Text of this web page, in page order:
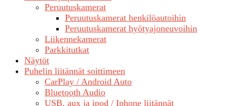
Peruutuskamerat
Peruutuskamerat henkilöautoihin
Peruutuskamerat hyötyajoneuvoihin
Liikennekamerat
Parkkitutkat
Näytöt
Puhelin liitännät soittimeen
CarPlay / Android Auto
Bluetooth Audio
USB, aux ja ipod / Iphone liitännät